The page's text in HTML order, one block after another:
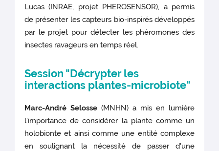
Lucas (INRAE, projet PHEROSENSOR), a permis
de présenter les capteurs bio-inspirés développés
par le projet pour détecter les phéromones des
insectes ravageurs en temps réel.
Session "Décrypter les
interactions plantes-microbiote"
Marc-André Selosse (MNHN) a mis en lumière
l’importance de considérer la plante comme un
holobionte et ainsi comme une entité complexe
en soulignant la nécessité de passer d'une